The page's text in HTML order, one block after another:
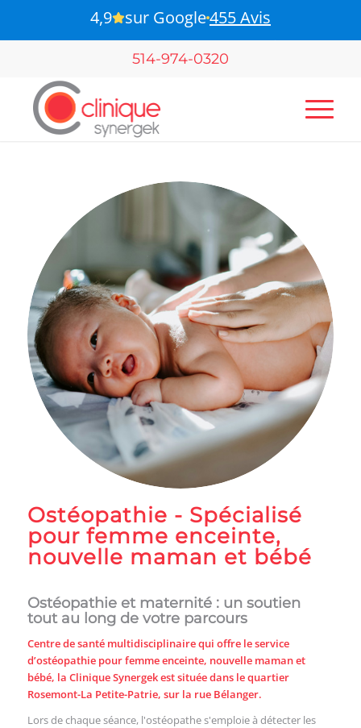
4,9 sur Google455 Avis
B-Pulse - Pour votre santé pelvienne
514-974-0320
Ostéopathie - Spécialisé
pour femme enceinte,
nouvelle maman et bébé
Ostéopathie et maternité : un soutien
tout au long de votre parcours
Centre de santé multidisciplinaire qui offre le service
d’ostéopathie pour femme enceinte, nouvelle maman et
bébé, la Clinique Synergek est située dans le quartier
Rosemont-La Petite-Patrie, sur la rue Bélanger.
Lors de chaque séance, l'ostéopathe s'emploie à détecter les